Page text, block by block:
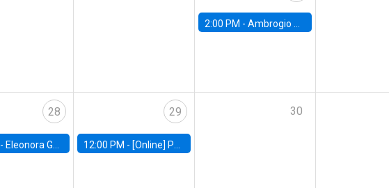
2:00 PM - Ambrogio Cesa-Bianchi, Bank of England
28
Eleonora Guarnieri, Exeter University
29
12:00 PM - [Online] Pablo Slutzky, University of Maryland
30